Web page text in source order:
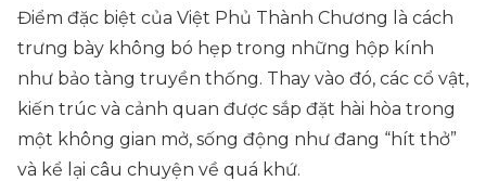
Điểm đặc biệt của Việt Phủ Thành Chương là cách
trưng bày không bó hẹp trong những hộp kính
như bảo tàng truyền thống. Thay vào đó, các cổ vật,
kiến trúc và cảnh quan được sắp đặt hài hòa trong
một không gian mở, sống động như đang “hít thở”
và kể lại câu chuyện về quá khứ.